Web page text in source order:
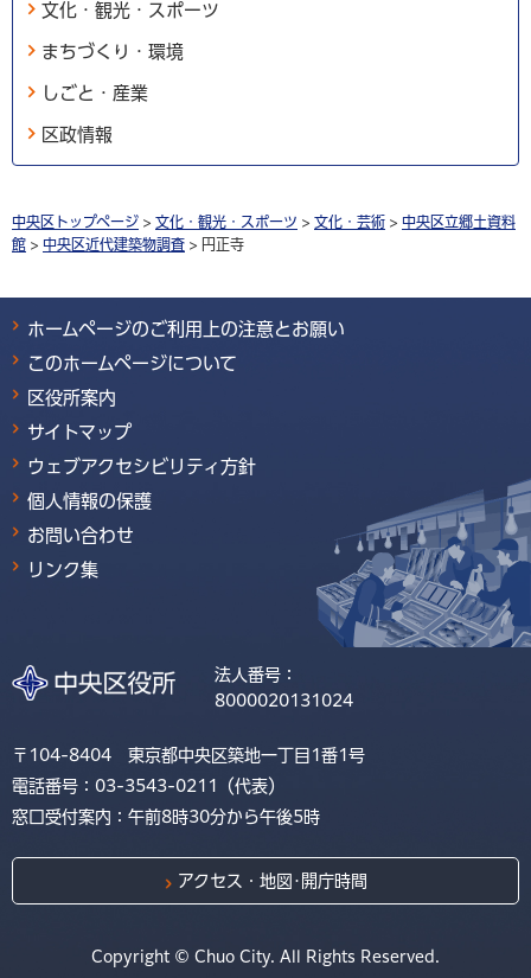
文化・観光・スポーツ
まちづくり・環境
しごと・産業
区政情報
中央区トップページ > 文化・観光・スポーツ > 文化・芸術 > 中央区立郷土資料
館 > 中央区近代建築物調査 > 円正寺
ホームページのご利用上の注意とお願い
このホームページについて
区役所案内
サイトマップ
ウェブアクセシビリティ方針
個人情報の保護
お問い合わせ
リンク集
法人番号：
8000020131024
〒104-8404 東京都中央区築地一丁目1番1号
電話番号：03-3543-0211（代表）
窓口受付案内：午前8時30分から午後5時
アクセス・地図･開庁時間
Copyright © Chuo City. All Rights Reserved.